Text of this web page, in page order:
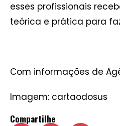
esses profissionais
teórica e prática para
Com informações de
Imagem: cartaodosus
Compartilhe